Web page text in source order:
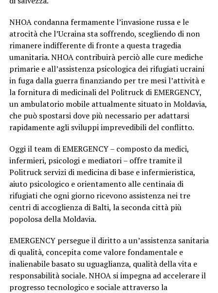
NHOA condanna fermamente l’invasione russa e le
atrocità che l’Ucraina sta soffrendo, scegliendo di non
rimanere indifferente di fronte a questa tragedia
umanitaria. NHOA contribuirà perciò alle cure mediche
primarie e all’assistenza psicologica dei rifugiati ucraini
in fuga dalla guerra finanziando per tre mesi l’attività e
la fornitura di medicinali del Politruck di EMERGENCY,
un ambulatorio mobile attualmente situato in Moldavia,
che può spostarsi dove più necessario per adattarsi
rapidamente agli sviluppi imprevedibili del conflitto.
Oggi il team di EMERGENCY – composto da medici,
infermieri, psicologi e mediatori – offre tramite il
Politruck servizi di medicina di base e infermieristica,
aiuto psicologico e orientamento alle centinaia di
rifugiati che ogni giorno ricevono assistenza nei tre
centri di accoglienza di Balti, la seconda città più
popolosa della Moldavia.
EMERGENCY persegue il diritto a un’assistenza sanitaria
di qualità, concepita come valore fondamentale e
inalienabile basato su uguaglianza, qualità della vita e
responsabilità sociale. NHOA si impegna ad accelerare il
progresso tecnologico e sociale attraverso la